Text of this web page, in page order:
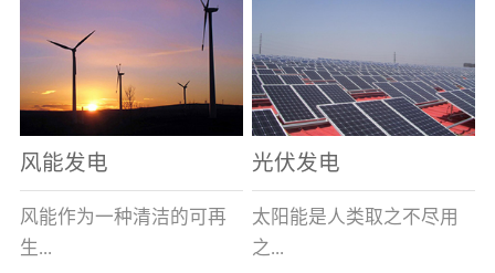
（2） 海拔不超过1000
米；（3） 相对湿度：日
平均不大于95％，月平均
不大于90％；（4）周围空
或可燃性气体、水蒸汽和
盐类过度污染；（5） 当
和IEC282-1）型号基本参
数
风能发电
风能作为一种清洁的可再
生...
光伏发电
太阳能是人类取之不尽用
之...